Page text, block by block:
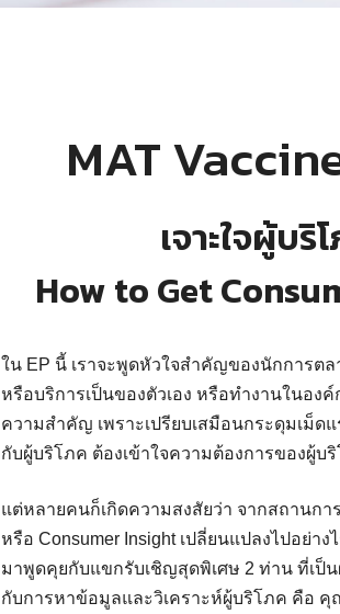
MAT
เจาะใจผู้บ
How to Get
ใน EP นี้ เราจะพูดหัวใจสำคัญของนักการต
หรือบริการเป็นของตัวเอง หรือทำงานในอ
ความสำคัญ เพราะเปรียบเสมือนกระดุมเม็
กับผู้บริโภค ต้องเข้าใจความต้องการของผู้บ
แต่หลายคนก็เกิดความสงสัยว่า จากสถานก
หรือ Consumer Insight เปลี่ยนแปลงไปอย่
มาพูดคุยกับแขกรับเชิญสุดพิเศษ 2 ท่าน ที่เป็น
กับการหาข้อมูลและวิเคราะห์ผู้บริโภค คือ